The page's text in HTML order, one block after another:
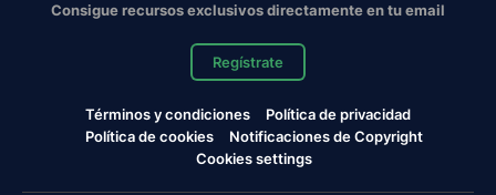
Consigue recursos exclusivos directamente en tu email
Regístrate
Términos y condiciones
Política de privacidad
Política de cookies
Notificaciones de Copyright
Cookies settings